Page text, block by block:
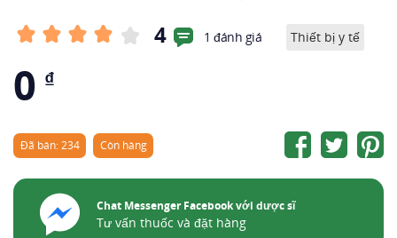
4 1 đánh giá Thiết bị y tế
0 ₫
Đã bán: 234 Còn hàng
Chat Messenger Facebook với dược sĩ
Tư vấn thuốc và đặt hàng